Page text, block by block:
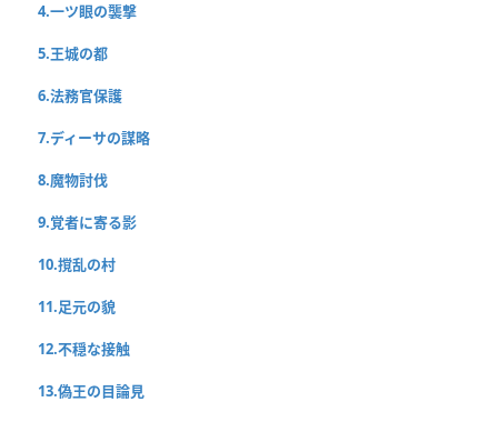
4.一ツ眼の襲撃
5.王城の都
6.法務官保護
7.ディーサの謀略
8.魔物討伐
9.覚者に寄る影
10.撹乱の村
11.足元の貌
12.不穏な接触
13.偽王の目論見